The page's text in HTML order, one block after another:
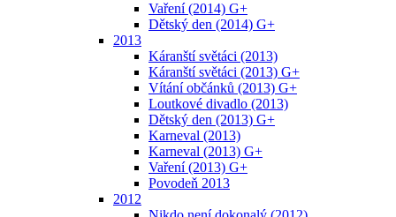
Vaření (2014) G+
Dětský den (2014) G+
2013
Káranští světáci (2013)
Káranští světáci (2013) G+
Vítání občánků (2013) G+
Loutkové divadlo (2013)
Dětský den (2013) G+
Karneval (2013)
Karneval (2013) G+
Vaření (2013) G+
Povodeň 2013
2012